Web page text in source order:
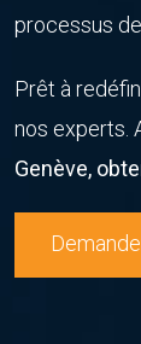
processus
Prêt à
nos experts.
Genève,